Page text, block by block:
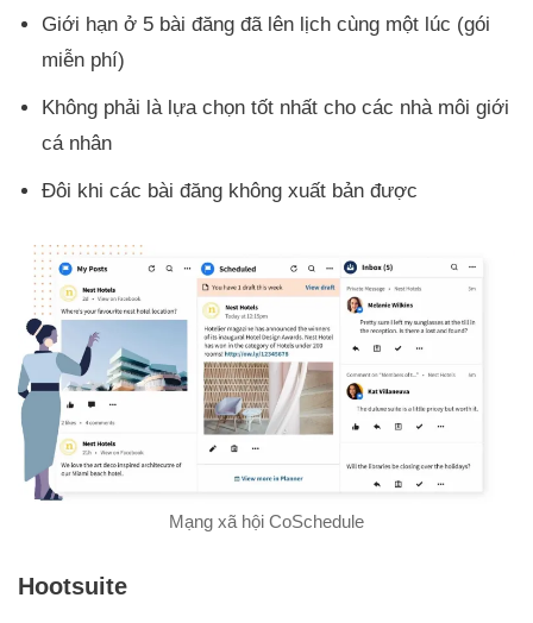
Giới hạn ở 5 bài đăng đã lên lịch cùng một lúc (gói
miễn phí)
Không phải là lựa chọn tốt nhất cho các nhà môi giới
cá nhân
Đôi khi các bài đăng không xuất bản được
Mạng xã hội CoSchedule
Hootsuite